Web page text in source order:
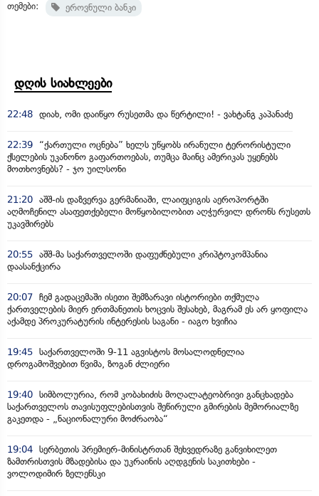
თემები: ეროვნული ბანკი
დღის სიახლეები
22:48 დიახ, ომი დაიწყო რუსეთმა და წერტილი! - ვახტანგ კაპანაძე
22:39
“ქართული ოცნება” ხელს უწყობს ირანული ტერორისტული
ქსელების უკანონო გაფართოებას, თუმცა მაინც ამერიკას უყენებს
მოთხოვნებს? - ჯო უილსონი
21:20 აშშ-ის დაზვერვა გერმანიაში, ლაიფციგის აეროპორტში
აღმოჩენილ ასაფეთქებელი მოწყობილობით აღჭურვილ დრონს რუსეთს
უკავშირებს
20:55 აშშ-მა საქართველოში დაფუძნებული კრიპტოკომპანია
დაასანქცირა
20:07 ჩემ გადაცემაში ისეთი შემზარავი ისტორიები თქმულა
ქართველების მიერ ერთმანეთის ხოცვის შესახებ, მაგრამ ეს არ ყოფილა
აქამდე პროკურატურის ინტერესის საგანი - იაგო ხვიჩია
19:45 საქართველოში 9-11 აგვისტოს მოსალოდნელია
დროგამოშვებით წვიმა, ზოგან ძლიერი
19:40 სიმბოლურია, რომ კობახიძის მოღალატეობრივი განცხადება
საქართველოს თავისუფლებისთვის შეწირული გმირების მემორიალზე
გაკეთდა - „ნაციონალური მოძრაობა“
19:04 სერბეთის პრემიერ-მინისტრთან შეხვედრაზე განვიხილეთ
ზამთრისთვის მზადებისა და უკრაინის აღდგენის საკითხები -
ვოლოდიმირ ზელენსკი